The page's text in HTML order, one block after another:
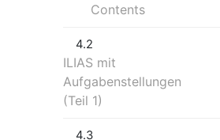
Contents
4.2
ILIAS mit
Aufgabenstellungen
(Teil 1)
4.3